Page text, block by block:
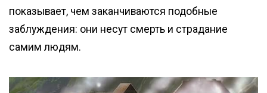
показывает, чем заканчиваются подобные
заблуждения: они несут смерть и страдание
самим людям.